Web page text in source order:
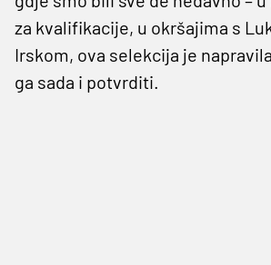
za kvalifikacije, u okršajima s
Irskom, ova selekcija je
ga sada i potvrditi.